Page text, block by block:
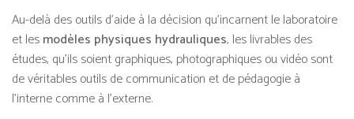
Au-delà des outils d’aide à la décision qu’incarnent le laboratoire
et lesmodèles physiques hydrauliques, les livrables des
études, qu’ils soient graphiques, photographiques ou vidéo sont
de véritables outils de communication et de pédagogie à
l’interne comme à l’externe.